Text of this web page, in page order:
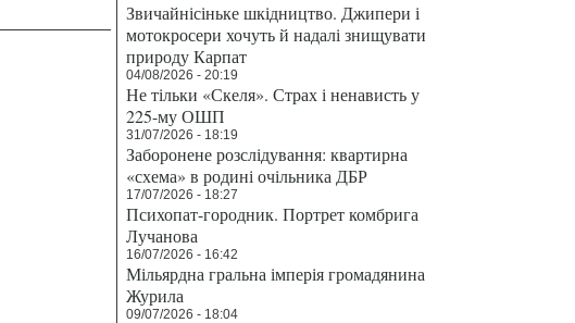
Звичайнісіньке шкідництво. Джипери і
мотокросери хочуть й надалі знищувати
природу Карпат
04/08/2026 - 20:19
Не тільки «Скеля». Страх і ненависть у
225-му ОШП
31/07/2026 - 18:19
Заборонене розслідування: квартирна
«схема» в родині очільника ДБР
17/07/2026 - 18:27
Психопат-городник. Портрет комбрига
Лучанова
16/07/2026 - 16:42
Мільярдна гральна імперія громадянина
Журила
09/07/2026 - 18:04